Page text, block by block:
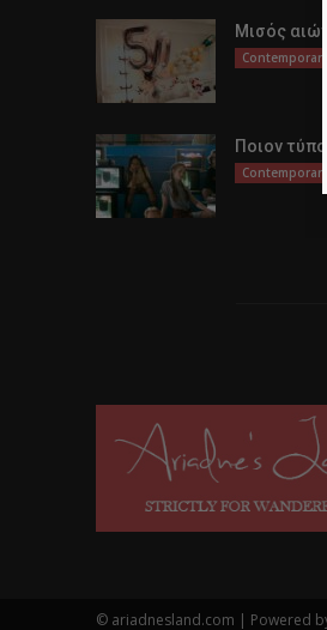
Μισός
Contemporary
Ποιον
Contemporary
© ariadnesland.com | Powered